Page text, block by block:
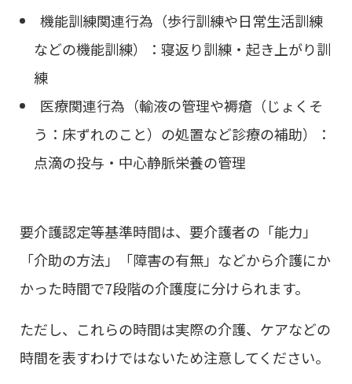
機能訓練関連行為（歩行訓練や日常生活訓練
などの機能訓練）：寝返り訓練・起き上がり訓
練
医療関連行為（輸液の管理や褥瘡（じょくそ
う：床ずれのこと）の処置など診療の補助）：
点滴の投与・中心静脈栄養の管理
要介護認定等基準時間は、要介護者の「能力」
「介助の方法」「障害の有無」などから介護にか
かった時間で7段階の介護度に分けられます。
ただし、これらの時間は実際の介護、ケアなどの
時間を表すわけではないため注意してください。